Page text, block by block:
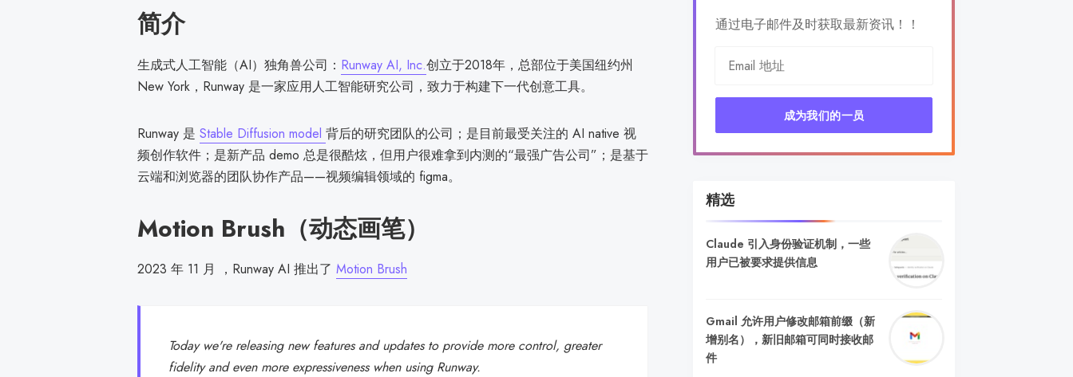
简介
生成式人工智能（AI）独角兽公司： Runway AI, Inc.创立于2018年，总部位于美国纽约州
New York，Runway 是一家应用人工智能研究公司，致力于构建下一代创意工具。
Runway 是 Stable Diffusion model 背后的研究团队的公司；是目前最受关注的 AI native 视
频创作软件；是新产品 demo 总是很酷炫，但用户很难拿到内测的“最强广告公司”；是基于
云端和浏览器的团队协作产品——视频编辑领域的 figma。
Motion Brush（动态画笔）
2023 年 11 月 ，Runway AI 推出了 Motion Brush
Today we're releasing new features and updates to provide more control, greater
fidelity and even more expressiveness when using Runway.
通过电子邮件及时获取最新资讯！！
成为我们的一员
精选
Claude 引入身份验证机制，一些
用户已被要求提供信息
Gmail 允许用户修改邮箱前缀（新
增别名），新旧邮箱可同时接收邮
件